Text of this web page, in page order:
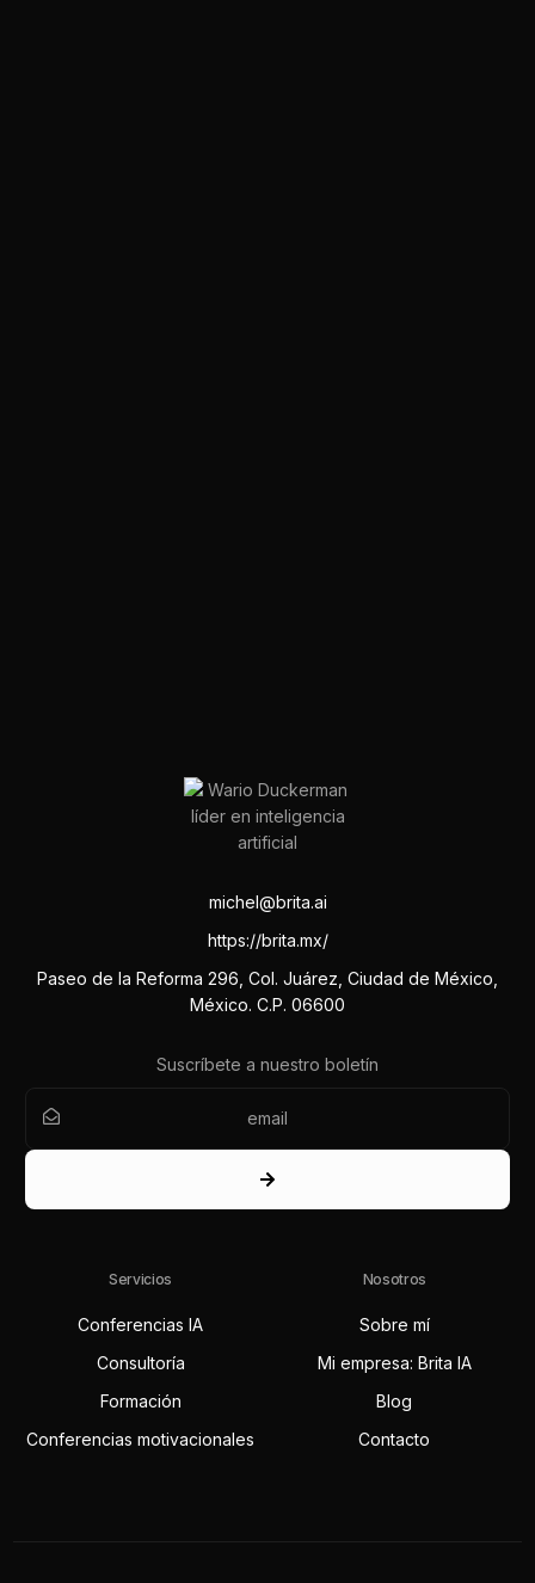
michel@brita.ai
https://brita.mx/
Paseo de la Reforma 296, Col. Juárez, Ciudad de México,
México. C.P. 06600
Suscríbete a nuestro boletín
Servicios
Conferencias IA
Consultoría
Formación
Conferencias motivacionales
Nosotros
Sobre mí
Mi empresa: Brita IA
Blog
Contacto